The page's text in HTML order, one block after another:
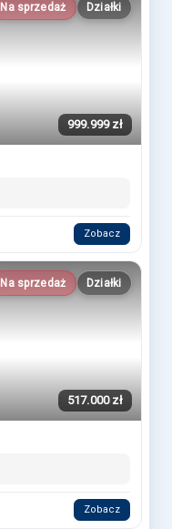
Na sprzedaż Działki
999.999 zł
Zobacz
Na sprzedaż Działki
517.000 zł
Zobacz